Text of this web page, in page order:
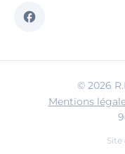
© 2026
Mentions
Site